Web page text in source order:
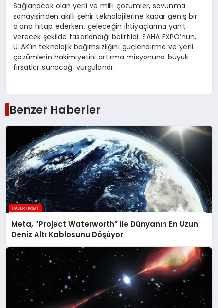
Sağlanacak olan yerli ve milli çözümler, savunma
sanayisinden akıllı şehir teknolojilerine kadar geniş bir
alana hitap ederken, geleceğin ihtiyaçlarına yanıt
verecek şekilde tasarlandığı belirtildi. SAHA EXPO’nun,
ULAK’ın teknolojik bağımsızlığını güçlendirme ve yerli
çözümlerin hakimiyetini artırma misyonuna büyük
fırsatlar sunacağı vurgulandı.
Benzer Haberler
Meta, “Project Waterworth” ile Dünyanın En Uzun
Deniz Altı Kablosunu Döşüyor